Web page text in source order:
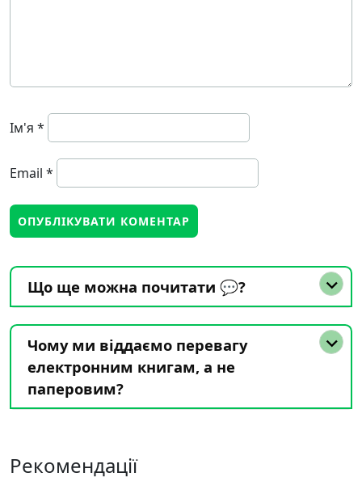
Ім'я *
Email *
Що ще можна почитати 💬?
Чому ми віддаємо перевагу
електронним книгам, а не
паперовим?
Рекомендації